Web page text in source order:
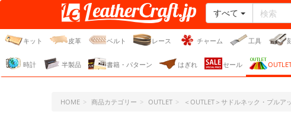
レザークラフト・ドット・
ジェーピー
すべて
キット 皮革 ベルト レース チャーム 工具
時計 半製品 書籍・パターン はぎれ セール
HOME 商品カテゴリー OUTLET ＜OUTLET＞サドルネック・プルア